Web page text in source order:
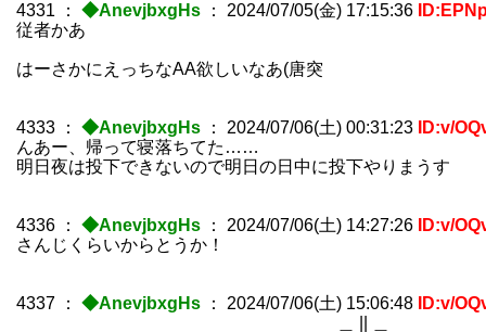
4331 ： ◆AnevjbxgHs ： 2024/07/05(金) 17:15:36
従者かあ
はーさかにえっちなAA欲しいなあ(唐突
4333 ： ◆AnevjbxgHs ： 2024/07/06(土) 00:31:23
ID:v/
んあー、帰って寝落ちてた……
明日夜は投下できないので明日の日中に投下やりまうす
4336 ： ◆AnevjbxgHs ： 2024/07/06(土) 14:27:26
ID:v/
さんじくらいからとうか！
4337 ： ◆AnevjbxgHs ： 2024/07/06(土) 15:06:48
ID:v/